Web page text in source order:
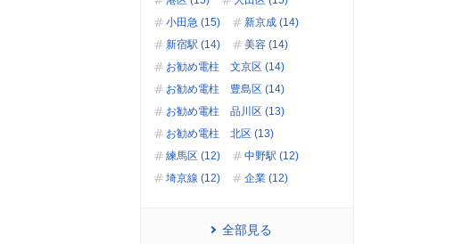
小田急 (15)
新京成 (14)
新宿駅 (14)
美容 (14)
お勧め電柱 文京区 (14)
お勧め電柱 豊島区 (14)
お勧め電柱 品川区 (13)
お勧め電柱 北区 (13)
練馬区 (12)
中野駅 (12)
埼京線 (12)
企業 (12)
全部見る